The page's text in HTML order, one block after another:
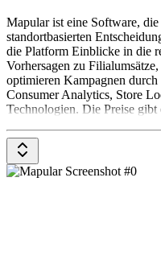
Mapular ist eine Software,
standortbasierten
die Platform Einblicke in die
Vorhersagen zu
optimieren Kampagnen
Consumer Analytics, Store
Technologien. Die Preise